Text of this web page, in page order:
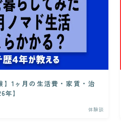
】1ヶ月の生活費・家賃・治
】
体験談